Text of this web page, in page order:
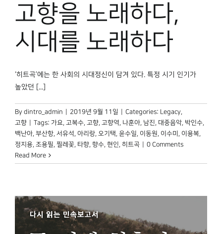
고향을 노래하다,
시대를 노래하다
‘히트곡’에는 한 사회의 시대정신이 담겨 있다. 특정 시기 인기가
높았던 [...]
By dintro_admin 2019년 9월 11일 Categories: Legacy
고향
Tags: 가요 고복수 고향 고향역 나훈아 남진 대중음악 박인수
백난아 부산항 서유석 아리랑 오기택 윤수일 이동원 이수미 이용복
정지용 조용필 찔레꽃 타향 향수 현인 히트곡
0 Comments
Read More